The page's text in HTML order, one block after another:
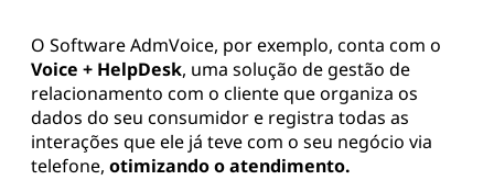
O Software AdmVoice, por exemplo, conta com o
Voice + HelpDesk, uma solução de gestão de
relacionamento com o cliente que organiza os
dados do seu consumidor e registra todas as
interações que ele já teve com o seu negócio via
telefone, otimizando o atendimento.